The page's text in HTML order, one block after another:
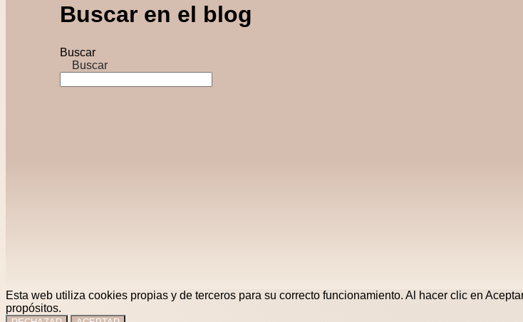
Buscar en el blog
Buscar
Buscar
Esta web utiliza cookies propias y de terceros para su correcto funcionamiento. Al hacer clic en
propósitos.